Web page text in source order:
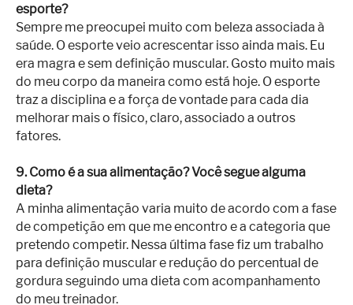
esporte?
Sempre me preocupei muito com beleza associada à
saúde. O esporte veio acrescentar isso ainda mais. Eu
era magra e sem definição muscular. Gosto muito mais
do meu corpo da maneira como está hoje. O esporte
traz a disciplina e a força de vontade para cada dia
melhorar mais o físico, claro, associado a outros
fatores.
9. Como é a sua alimentação? Você segue alguma
dieta?
A minha alimentação varia muito de acordo com a fase
de competição em que me encontro e a categoria que
pretendo competir. Nessa última fase fiz um trabalho
para definição muscular e redução do percentual de
gordura seguindo uma dieta com acompanhamento
do meu treinador.